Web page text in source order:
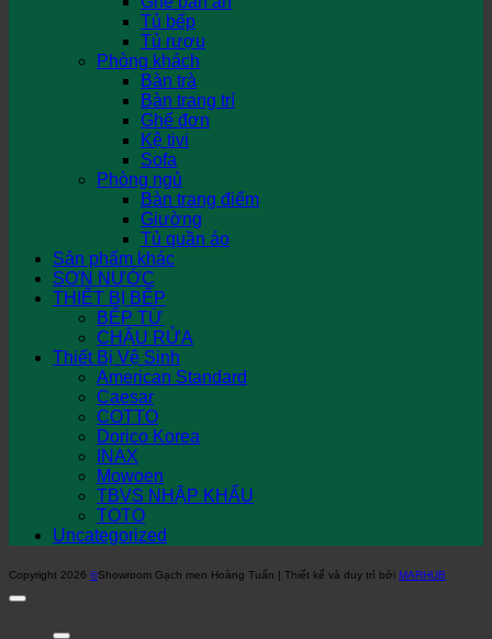
Tủ bếp
Tủ rượu
Phòng khách
Bàn trà
Bàn trang trí
Ghế đơn
Kệ tivi
Sofa
Phòng ngủ
Bàn trang điểm
Giường
Tủ quần áo
Sản phẩm khác
SƠN NƯỚC
THIẾT BỊ BẾP
BẾP TỪ
CHẬU RỬA
Thiết Bị Vệ Sinh
American Standard
Caesar
COTTO
Dorico Korea
INAX
Mowoen
TBVS NHẬP KHẨU
TOTO
Uncategorized
Copyright 2026 ©Showroom Gạch men Hoàng Tuấn | Thiết kế và duy trì bởi MARHUB